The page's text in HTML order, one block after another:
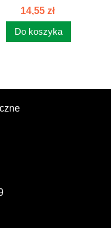
BSP DKR
14,55 zł
Do koszyka